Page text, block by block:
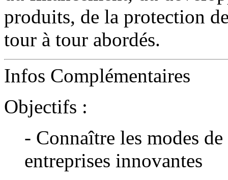
produits, de la protection
tour à tour abordés.
Infos Complémentaires
Objectifs :
- Connaître les modes
entreprises innovantes